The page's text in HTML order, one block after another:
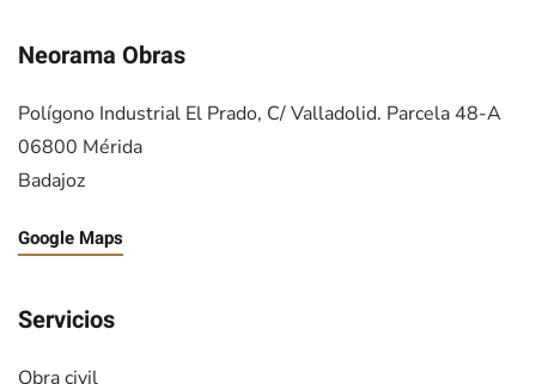
Neorama Obras
Polígono Industrial El Prado, C/ Valladolid. Parcela 48-A
06800 Mérida
Badajoz
Google Maps
Servicios
Obra civil